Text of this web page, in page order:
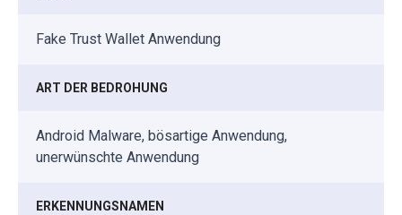
Fake Trust Wallet Anwendung
ART DER BEDROHUNG
Android Malware, bösartige Anwendung,
unerwünschte Anwendung
ERKENNUNGSNAMEN